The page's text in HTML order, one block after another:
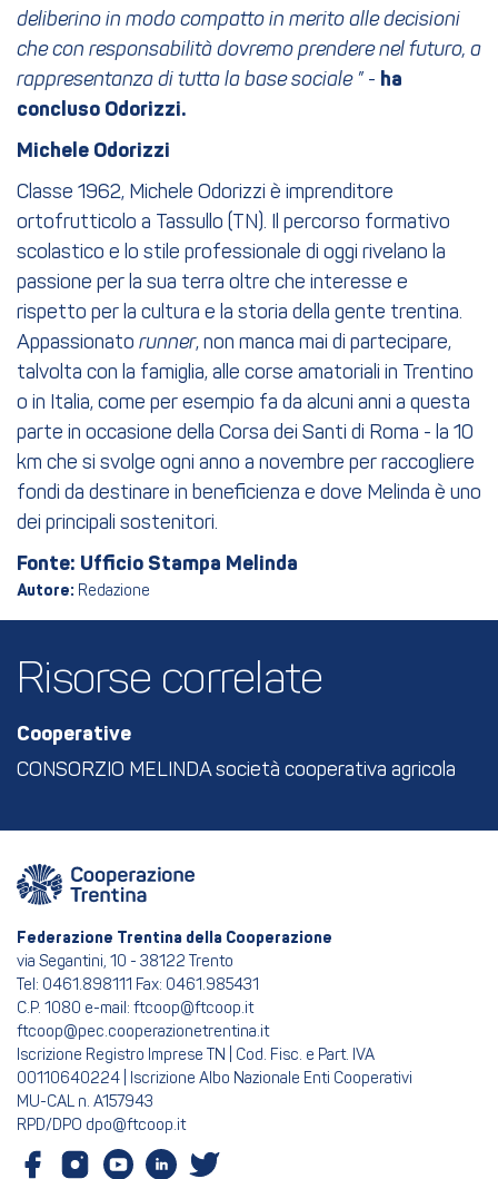
deliberino in modo compatto in merito alle decisioni
che con responsabilità dovremo prendere nel futuro, a
rappresentanza di tutta la base sociale ” - ha
concluso Odorizzi.
Michele Odorizzi
Classe 1962, Michele Odorizzi è imprenditore
ortofrutticolo a Tassullo (TN). Il percorso formativo
scolastico e lo stile professionale di oggi rivelano la
passione per la sua terra oltre che interesse e
rispetto per la cultura e la storia della gente trentina.
Appassionato runner, non manca mai di partecipare,
talvolta con la famiglia, alle corse amatoriali in Trentino
o in Italia, come per esempio fa da alcuni anni a questa
parte in occasione della Corsa dei Santi di Roma - la 10
km che si svolge ogni anno a novembre per raccogliere
fondi da destinare in beneficienza e dove Melinda è uno
dei principali sostenitori.
Fonte: Ufficio Stampa Melinda
Autore: Redazione
Risorse correlate
Cooperative
CONSORZIO MELINDA società cooperativa agricola
Federazione Trentina della Cooperazione
via Segantini, 10 - 38122 Trento
Tel: 0461.898111 Fax: 0461.985431
C.P. 1080 e-mail: ftcoop@ftcoop.it
ftcoop@pec.cooperazionetrentina.it
Iscrizione Registro Imprese TN | Cod. Fisc. e Part. IVA
00110640224 | Iscrizione Albo Nazionale Enti Cooperativi
MU-CAL n. A157943
RPD/DPO dpo@ftcoop.it